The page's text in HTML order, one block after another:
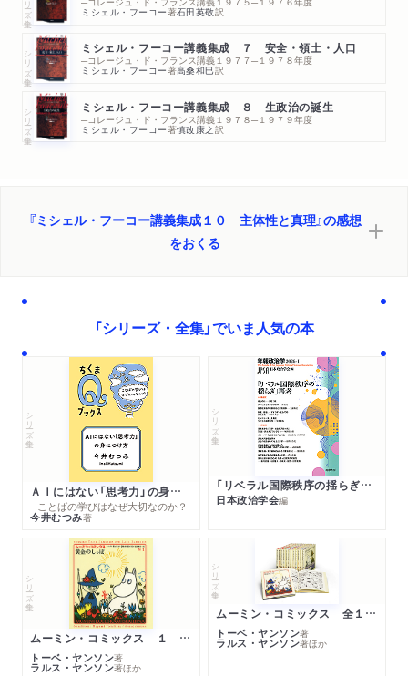
ミシェル・フーコー著石田英敬訳
シリーズ・全集 ミシェル・フーコー講義集成 ７ 安全・領土・人口
─コレージュ・ド・フランス講義１９７７─１９７８年度
ミシェル・フーコー著高桑和巳訳
シリーズ・全集 ミシェル・フーコー講義集成 ８ 生政治の誕生
─コレージュ・ド・フランス講義１９７８─１９７９年度
ミシェル・フーコー著慎改康之訳
『ミシェル・フーコー講義集成１０ 主体性と真理』の感想
をおくる
「シリーズ・全集」でいま人気の本
シリーズ・全集
ＡＩにはない「思考力」の身につけ方
─ことばの学びはなぜ大切なのか？
今井むつみ著
シリーズ・全集
「リベラル国際秩序の揺らぎ」再考 年報政治学２０２６‐Ⅰ
日本政治学会編
シリーズ・全集
ムーミン・コミックス １ 黄金のしっぽ
トーベ・ヤンソン著
ラルス・ヤンソン著ほか
シリーズ・全集
ムーミン・コミックス 全１４巻セット
トーベ・ヤンソン著
ラルス・ヤンソン著ほか